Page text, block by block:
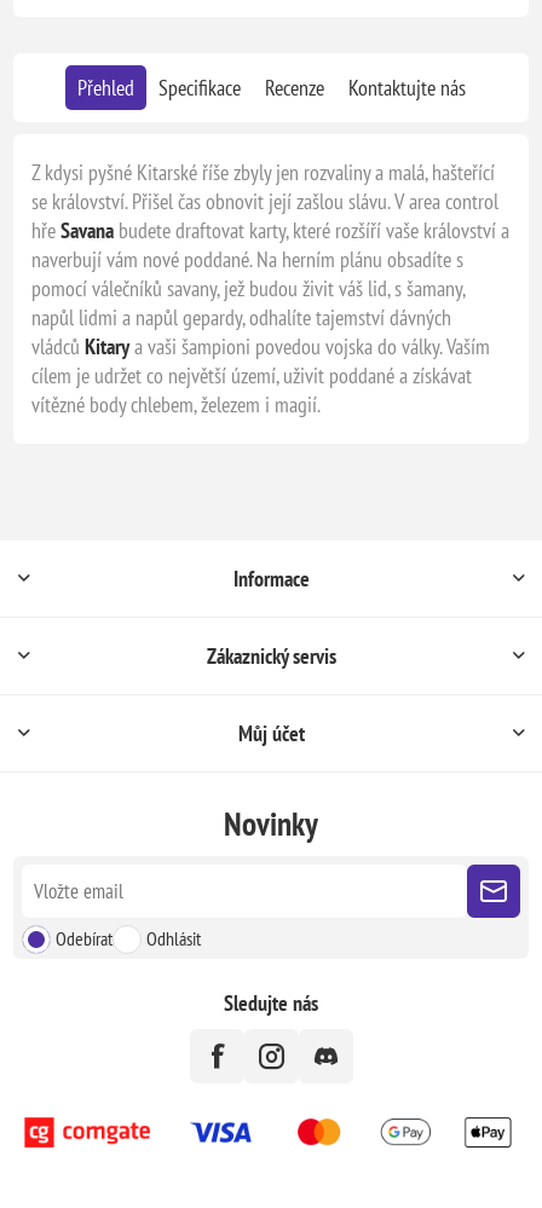
Přehled Specifikace Recenze Kontaktujte nás
Z kdysi pyšné Kitarské říše zbyly jen rozvaliny a malá, hašteřící
se království. Přišel čas obnovit její zašlou slávu. V area control
hřeSavana budete draftovat karty, které rozšíří vaše království a
naverbují vám nové poddané. Na herním plánu obsadíte s
pomocí válečníků savany, jež budou živit váš lid, s šamany,
napůl lidmi a napůl gepardy, odhalíte tajemství dávných
vládcůKitarya vaši šampioni povedou vojska do války. Vaším
cílem je udržet co největší území, uživit poddané a získávat
vítězné body chlebem, železem i magií.
Informace
Zákaznický servis
Můj účet
Novinky
Odebírat Odhlásit
Sledujte nás